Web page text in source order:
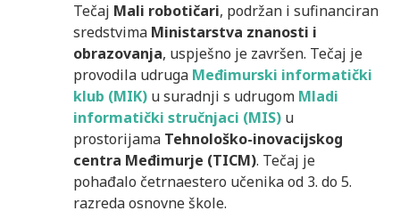
Tečaj Mali robotičari, podržan i sufinanciran
sredstvima Ministarstva znanosti i
obrazovanja, uspješno je završen. Tečaj je
provodila udruga Međimurski informatički
klub (MIK) u suradnji s udrugom Mladi
informatički stručnjaci (MIS) u
prostorijama Tehnološko-inovacijskog
centra Međimurje (TICM). Tečaj je
pohađalo četrnaestero učenika od 3. do 5.
razreda osnovne škole.